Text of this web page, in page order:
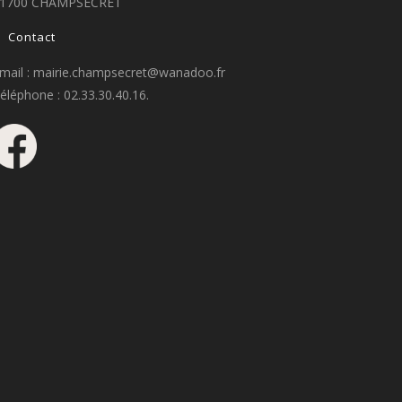
Contact
: mairie.champsecret@wanadoo.fr
: 02.33.30.40.16.